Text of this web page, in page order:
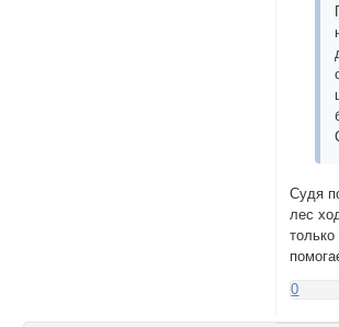
Судя
лес
только
0